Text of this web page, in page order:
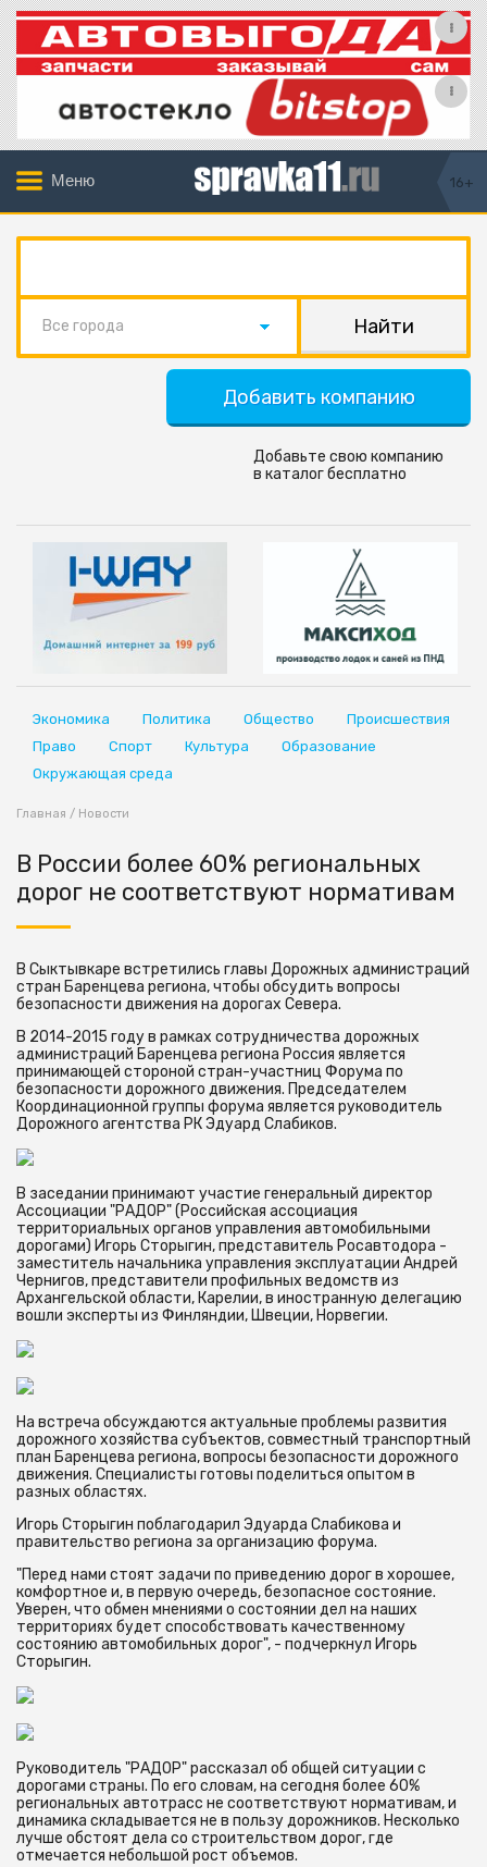
Меню 16+
Все города
Добавить компанию
Добавьте свою компанию
в каталог бесплатно
Экономика Политика Общество
Происшествия
Право
Спорт Культура
Образование
Окружающая среда
Главная / Новости
В России более 60% региональных
дорог не соответствуют нормативам
В Сыктывкаре встретились главы Дорожных администраций
стран Баренцева региона, чтобы обсудить вопросы
безопасности движения на дорогах Севера.
В 2014-2015 году в рамках сотрудничества дорожных
администраций Баренцева региона Россия является
принимающей стороной стран-участниц Форума по
безопасности дорожного движения. Председателем
Координационной группы форума является руководитель
Дорожного агентства РК Эдуард Слабиков.
В заседании принимают участие генеральный директор
Ассоциации "РАДОР" (Российская ассоциация
территориальных органов управления автомобильными
дорогами) Игорь Сторыгин, представитель Росавтодора -
заместитель начальника управления эксплуатации Андрей
Чернигов, представители профильных ведомств из
Архангельской области, Карелии, в иностранную делегацию
вошли эксперты из Финляндии, Швеции, Норвегии.
На встреча обсуждаются актуальные проблемы развития
дорожного хозяйства субъектов, совместный транспортный
план Баренцева региона, вопросы безопасности дорожного
движения. Специалисты готовы поделиться опытом в
разных областях.
Игорь Сторыгин поблагодарил Эдуарда Слабикова и
правительство региона за организацию форума.
"Перед нами стоят задачи по приведению дорог в хорошее,
комфортное и, в первую очередь, безопасное состояние.
Уверен, что обмен мнениями о состоянии дел на наших
территориях будет способствовать качественному
состоянию автомобильных дорог", - подчеркнул Игорь
Сторыгин.
Руководитель "РАДОР" рассказал об общей ситуации с
дорогами страны. По его словам, на сегодня более 60%
региональных автотрасс не соответствуют нормативам, и
динамика складывается не в пользу дорожников. Несколько
лучше обстоят дела со строительством дорог, где
отмечается небольшой рост объемов.